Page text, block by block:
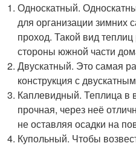
Односкатный.
для организации зимних
проход. Такой вид
стороны южной части
Двускатный. Это самая
конструкция с
Каплевидный. Теплица в
прочная, через неё
не оставляя осадки на
Купольный. Чтобы